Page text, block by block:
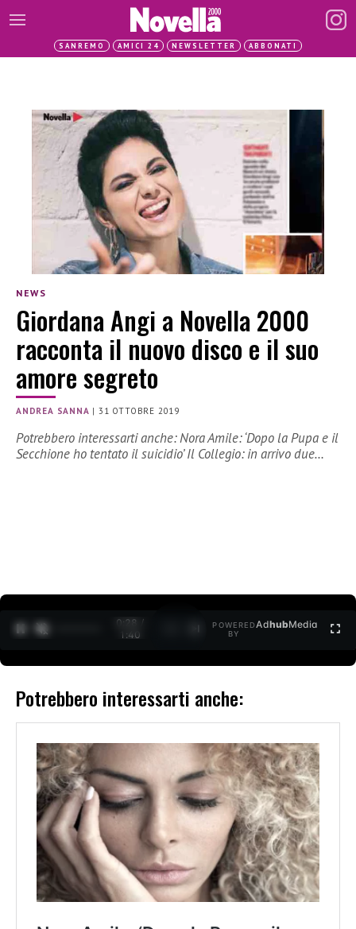
SANREMO AMICI 24 NEWSLETTER ABBONATI
NEWS
Giordana Angi a Novella 2000
racconta il nuovo disco e il suo
amore segreto
ANDREA SANNA |31 OTTOBRE 2019
Potrebbero interessarti anche: Nora Amile: ‘Dopo la Pupa e il
Secchione ho tentato il suicidio’ Il Collegio: in arrivo due…
0:28 /
1:40
POWERED
BY
AdhubMedia
Potrebbero interessarti anche: